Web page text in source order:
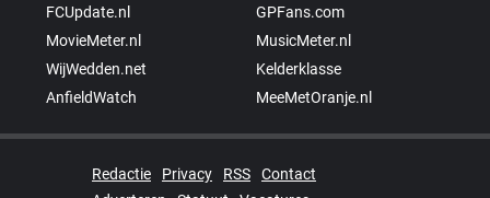
FCUpdate.nl
GPFans.com
MovieMeter.nl
MusicMeter.nl
WijWedden.net
Kelderklasse
AnfieldWatch
MeeMetOranje.nl
Redactie Privacy RSS
Contact